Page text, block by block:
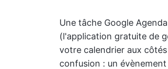
Une tâche Google
(l'application gratuite de
votre calendrier aux
confusion : un